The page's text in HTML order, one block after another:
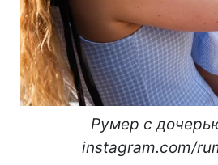
Румер с
instagram.com/